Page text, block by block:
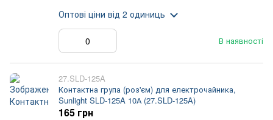
В наявності
Оптові ціни від 2 одиниць
27.SLD-125A
Контактна група (роз'єм) для електрочайника,
Sunlight SLD-125A 10А (27.SLD-125A)
165 грн